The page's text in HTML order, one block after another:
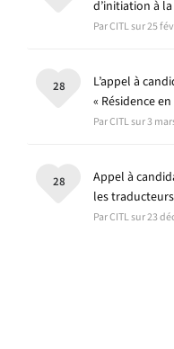
d’initiation à
Par CITL sur 25
L’appel à
« Résidence
Par CITL sur 3
28
Appel à
les
Par CITL sur 23
28